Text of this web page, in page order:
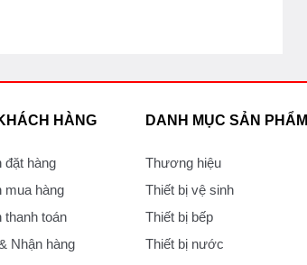
HÀNG
đặt hàng
mua hàng
toán
Nhận hàng
DANH MỤC SẢN PHẨM
Thương hiệu
Thiết bị vệ sinh
Thiết bị bếp
Thiết bị nước